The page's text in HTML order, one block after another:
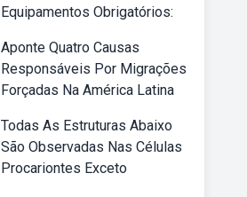
Equipamentos Obrigatórios:
Aponte Quatro Causas
Responsáveis Por Migrações
Forçadas Na América Latina
Todas As Estruturas Abaixo
São Observadas Nas Células
Procariontes Exceto